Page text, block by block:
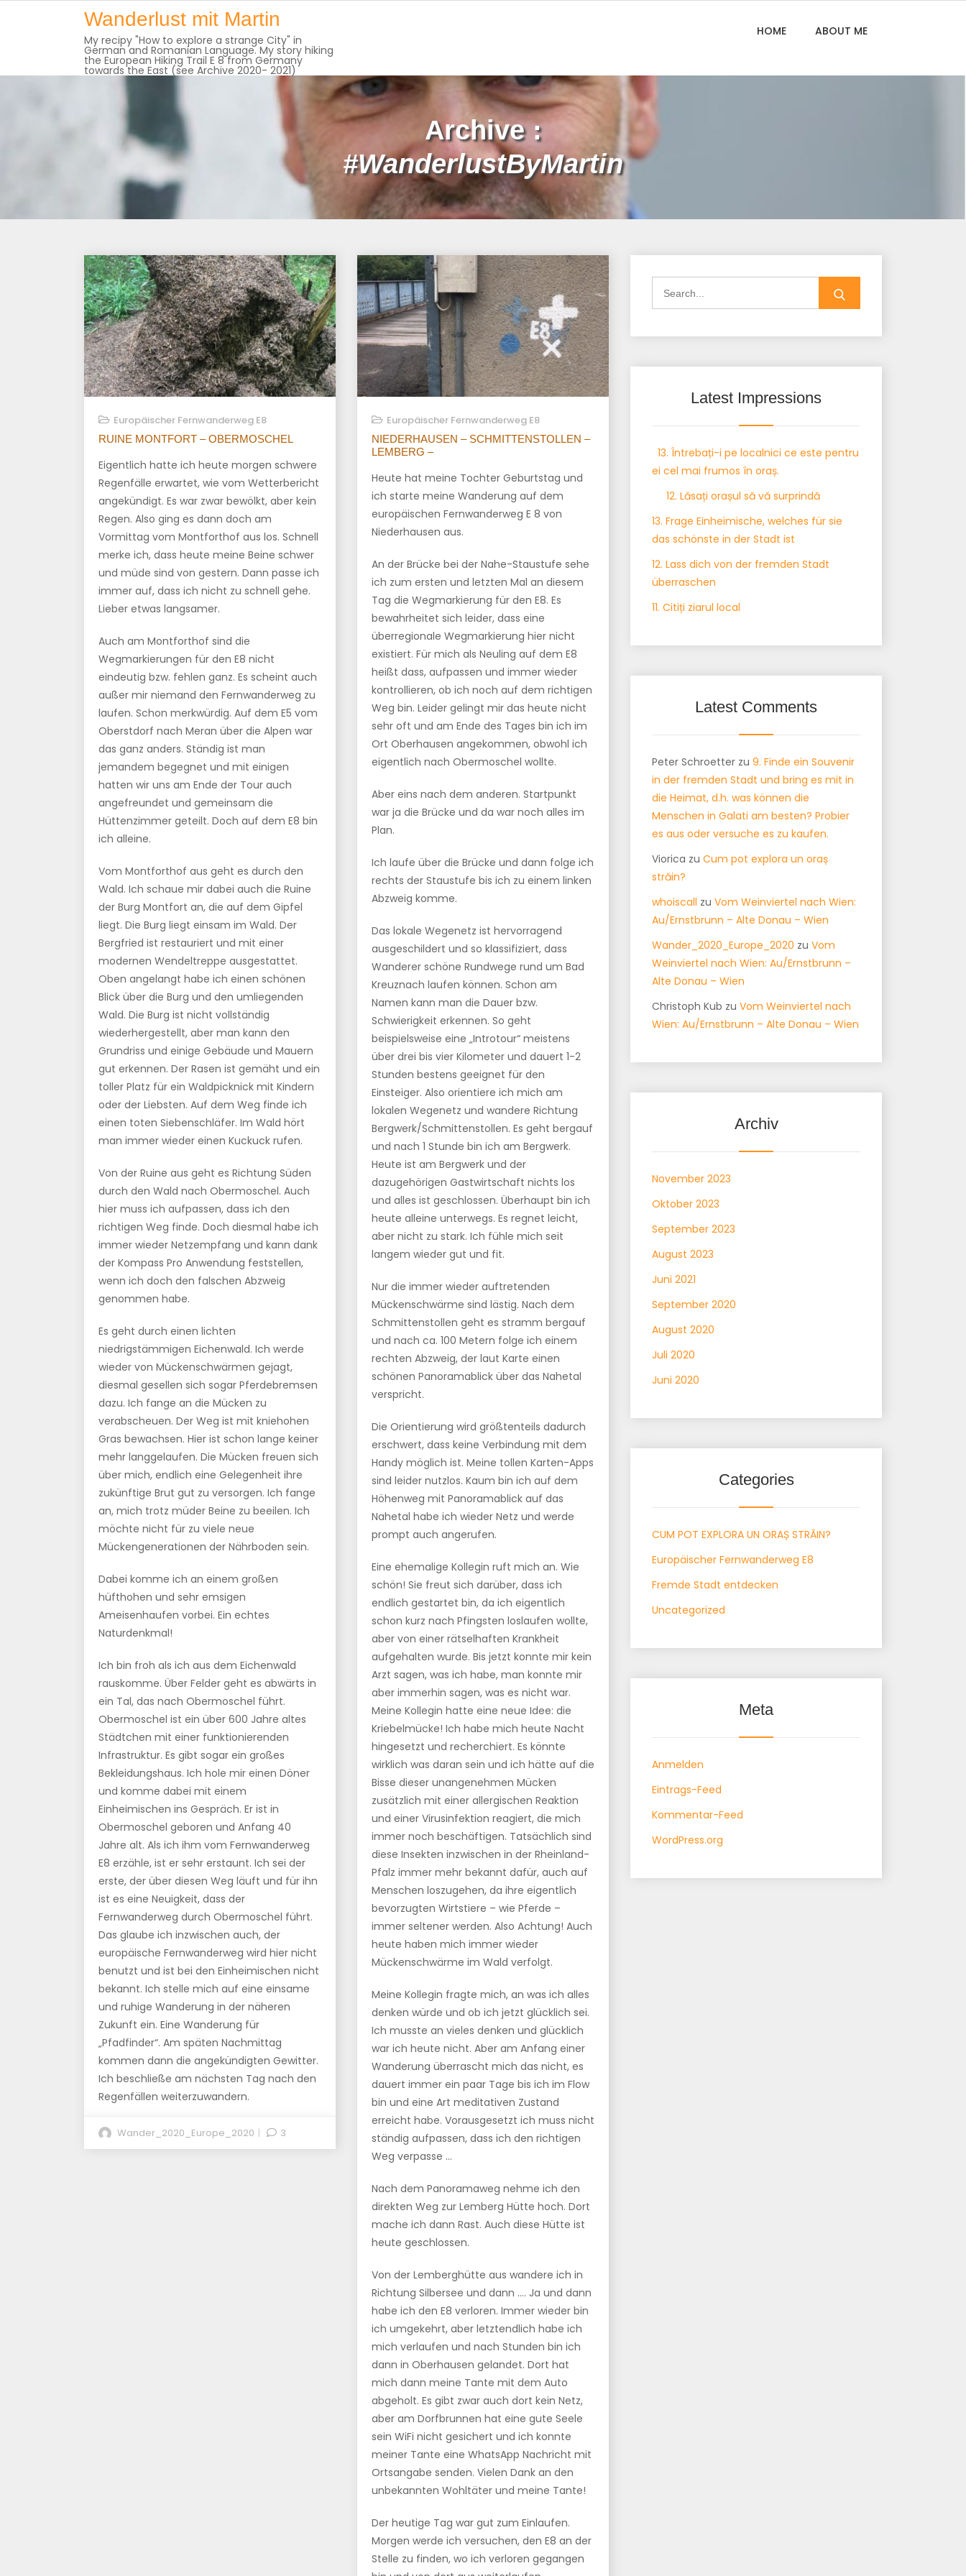
Wanderlust mit Martin
My recipy "How to explore a strange City" in
German and Romanian Language. My story hiking
the European Hiking Trail E 8 from Germany
towards the East (see Archive 2020- 2021)
HOME ABOUT ME
Archive :
#WanderlustByMartin
Europäischer Fernwanderweg E8
RUINE MONTFORT – OBERMOSCHEL
Eigentlich hatte ich heute morgen schwere
Regenfälle erwartet, wie vom Wetterbericht
angekündigt. Es war zwar bewölkt, aber kein
Regen. Also ging es dann doch am
Vormittag vom Montforthof aus los. Schnell
merke ich, dass heute meine Beine schwer
und müde sind von gestern. Dann passe ich
immer auf, dass ich nicht zu schnell gehe.
Lieber etwas langsamer.
Auch am Montforthof sind die
Wegmarkierungen für den E8 nicht
eindeutig bzw. fehlen ganz. Es scheint auch
außer mir niemand den Fernwanderweg zu
laufen. Schon merkwürdig. Auf dem E5 vom
Oberstdorf nach Meran über die Alpen war
das ganz anders. Ständig ist man
jemandem begegnet und mit einigen
hatten wir uns am Ende der Tour auch
angefreundet und gemeinsam die
Hüttenzimmer geteilt. Doch auf dem E8 bin
ich alleine.
Vom Montforthof aus geht es durch den
Wald. Ich schaue mir dabei auch die Ruine
der Burg Montfort an, die auf dem Gipfel
liegt. Die Burg liegt einsam im Wald. Der
Bergfried ist restauriert und mit einer
modernen Wendeltreppe ausgestattet.
Oben angelangt habe ich einen schönen
Blick über die Burg und den umliegenden
Wald. Die Burg ist nicht vollständig
wiederhergestellt, aber man kann den
Grundriss und einige Gebäude und Mauern
gut erkennen. Der Rasen ist gemäht und ein
toller Platz für ein Waldpicknick mit Kindern
oder der Liebsten. Auf dem Weg finde ich
einen toten Siebenschläfer. Im Wald hört
man immer wieder einen Kuckuck rufen.
Von der Ruine aus geht es Richtung Süden
durch den Wald nach Obermoschel. Auch
hier muss ich aufpassen, dass ich den
richtigen Weg finde. Doch diesmal habe ich
immer wieder Netzempfang und kann dank
der Kompass Pro Anwendung feststellen,
wenn ich doch den falschen Abzweig
genommen habe.
Es geht durch einen lichten
niedrigstämmigen Eichenwald. Ich werde
wieder von Mückenschwärmen gejagt,
diesmal gesellen sich sogar Pferdebremsen
dazu. Ich fange an die Mücken zu
verabscheuen. Der Weg ist mit kniehohen
Gras bewachsen. Hier ist schon lange keiner
mehr langgelaufen. Die Mücken freuen sich
über mich, endlich eine Gelegenheit ihre
zukünftige Brut gut zu versorgen. Ich fange
an, mich trotz müder Beine zu beeilen. Ich
möchte nicht für zu viele neue
Mückengenerationen der Nährboden sein.
Dabei komme ich an einem großen
hüfthohen und sehr emsigen
Ameisenhaufen vorbei. Ein echtes
Naturdenkmal!
Ich bin froh als ich aus dem Eichenwald
rauskomme. Über Felder geht es abwärts in
ein Tal, das nach Obermoschel führt.
Obermoschel ist ein über 600 Jahre altes
Städtchen mit einer funktionierenden
Infrastruktur. Es gibt sogar ein großes
Bekleidungshaus. Ich hole mir einen Döner
und komme dabei mit einem
Einheimischen ins Gespräch. Er ist in
Obermoschel geboren und Anfang 40
Jahre alt. Als ich ihm vom Fernwanderweg
E8 erzähle, ist er sehr erstaunt. Ich sei der
erste, der über diesen Weg läuft und für ihn
ist es eine Neuigkeit, dass der
Fernwanderweg durch Obermoschel führt.
Das glaube ich inzwischen auch, der
europäische Fernwanderweg wird hier nicht
benutzt und ist bei den Einheimischen nicht
bekannt. Ich stelle mich auf eine einsame
und ruhige Wanderung in der näheren
Zukunft ein. Eine Wanderung für
„Pfadfinder“. Am späten Nachmittag
kommen dann die angekündigten Gewitter.
Ich beschließe am nächsten Tag nach den
Regenfällen weiterzuwandern.
Wander_2020_Europe_2020 3
Europäischer Fernwanderweg E8
NIEDERHAUSEN – SCHMITTENSTOLLEN –
LEMBERG –
Heute hat meine Tochter Geburtstag und
ich starte meine Wanderung auf dem
europäischen Fernwanderweg E 8 von
Niederhausen aus.
An der Brücke bei der Nahe-Staustufe sehe
ich zum ersten und letzten Mal an diesem
Tag die Wegmarkierung für den E8. Es
bewahrheitet sich leider, dass eine
überregionale Wegmarkierung hier nicht
existiert. Für mich als Neuling auf dem E8
heißt dass, aufpassen und immer wieder
kontrollieren, ob ich noch auf dem richtigen
Weg bin. Leider gelingt mir das heute nicht
sehr oft und am Ende des Tages bin ich im
Ort Oberhausen angekommen, obwohl ich
eigentlich nach Obermoschel wollte.
Aber eins nach dem anderen. Startpunkt
war ja die Brücke und da war noch alles im
Plan.
Ich laufe über die Brücke und dann folge ich
rechts der Staustufe bis ich zu einem linken
Abzweig komme.
Das lokale Wegenetz ist hervorragend
ausgeschildert und so klassifiziert, dass
Wanderer schöne Rundwege rund um Bad
Kreuznach laufen können. Schon am
Namen kann man die Dauer bzw.
Schwierigkeit erkennen. So geht
beispielsweise eine „Introtour“ meistens
über drei bis vier Kilometer und dauert 1-2
Stunden bestens geeignet für den
Einsteiger. Also orientiere ich mich am
lokalen Wegenetz und wandere Richtung
Bergwerk/Schmittenstollen. Es geht bergauf
und nach 1 Stunde bin ich am Bergwerk.
Heute ist am Bergwerk und der
dazugehörigen Gastwirtschaft nichts los
und alles ist geschlossen. Überhaupt bin ich
heute alleine unterwegs. Es regnet leicht,
aber nicht zu stark. Ich fühle mich seit
langem wieder gut und fit.
Nur die immer wieder auftretenden
Mückenschwärme sind lästig. Nach dem
Schmittenstollen geht es stramm bergauf
und nach ca. 100 Metern folge ich einem
rechten Abzweig, der laut Karte einen
schönen Panoramablick über das Nahetal
verspricht.
Die Orientierung wird größtenteils dadurch
erschwert, dass keine Verbindung mit dem
Handy möglich ist. Meine tollen Karten-Apps
sind leider nutzlos. Kaum bin ich auf dem
Höhenweg mit Panoramablick auf das
Nahetal habe ich wieder Netz und werde
prompt auch angerufen.
Eine ehemalige Kollegin ruft mich an. Wie
schön! Sie freut sich darüber, dass ich
endlich gestartet bin, da ich eigentlich
schon kurz nach Pfingsten loslaufen wollte,
aber von einer rätselhaften Krankheit
aufgehalten wurde. Bis jetzt konnte mir kein
Arzt sagen, was ich habe, man konnte mir
aber immerhin sagen, was es nicht war.
Meine Kollegin hatte eine neue Idee: die
Kriebelmücke! Ich habe mich heute Nacht
hingesetzt und recherchiert. Es könnte
wirklich was daran sein und ich hätte auf die
Bisse dieser unangenehmen Mücken
zusätzlich mit einer allergischen Reaktion
und einer Virusinfektion reagiert, die mich
immer noch beschäftigen. Tatsächlich sind
diese Insekten inzwischen in der Rheinland-
Pfalz immer mehr bekannt dafür, auch auf
Menschen loszugehen, da ihre eigentlich
bevorzugten Wirtstiere – wie Pferde –
immer seltener werden. Also Achtung! Auch
heute haben mich immer wieder
Mückenschwärme im Wald verfolgt.
Meine Kollegin fragte mich, an was ich alles
denken würde und ob ich jetzt glücklich sei.
Ich musste an vieles denken und glücklich
war ich heute nicht. Aber am Anfang einer
Wanderung überrascht mich das nicht, es
dauert immer ein paar Tage bis ich im Flow
bin und eine Art meditativen Zustand
erreicht habe. Vorausgesetzt ich muss nicht
ständig aufpassen, dass ich den richtigen
Weg verpasse …
Nach dem Panoramaweg nehme ich den
direkten Weg zur Lemberg Hütte hoch. Dort
mache ich dann Rast. Auch diese Hütte ist
heute geschlossen.
Von der Lemberghütte aus wandere ich in
Richtung Silbersee und dann …. Ja und dann
habe ich den E8 verloren. Immer wieder bin
ich umgekehrt, aber letztendlich habe ich
mich verlaufen und nach Stunden bin ich
dann in Oberhausen gelandet. Dort hat
mich dann meine Tante mit dem Auto
abgeholt. Es gibt zwar auch dort kein Netz,
aber am Dorfbrunnen hat eine gute Seele
sein WiFi nicht gesichert und ich konnte
meiner Tante eine WhatsApp Nachricht mit
Ortsangabe senden. Vielen Dank an den
unbekannten Wohltäter und meine Tante!
Der heutige Tag war gut zum Einlaufen.
Morgen werde ich versuchen, den E8 an der
Stelle zu finden, wo ich verloren gegangen
Latest Impressions
13. Întrebați-i pe localnici ce este pentru
ei cel mai frumos în oraș.
12. Lăsați orașul să vă surprindă
13. Frage Einheimische, welches für sie
das schönste in der Stadt ist
12. Lass dich von der fremden Stadt
überraschen
11. Citiți ziarul local
Latest Comments
Peter Schroetter zu 9. Finde ein Souvenir
in der fremden Stadt und bring es mit in
die Heimat, d.h. was können die
Menschen in Galati am besten? Probier
es aus oder versuche es zu kaufen.
Viorica zu Cum pot explora un oraș
străin?
whoiscall zu Vom Weinviertel nach Wien:
Au/Ernstbrunn – Alte Donau – Wien
Wander_2020_Europe_2020 zu Vom
Weinviertel nach Wien: Au/Ernstbrunn –
Alte Donau – Wien
Christoph Kub zu Vom Weinviertel nach
Wien: Au/Ernstbrunn – Alte Donau – Wien
Archiv
November 2023
Oktober 2023
September 2023
August 2023
Juni 2021
September 2020
August 2020
Juli 2020
Juni 2020
Categories
CUM POT EXPLORA UN ORAȘ STRĂIN?
Europäischer Fernwanderweg E8
Fremde Stadt entdecken
Uncategorized
Meta
Anmelden
Eintrags-Feed
Kommentar-Feed
WordPress.org